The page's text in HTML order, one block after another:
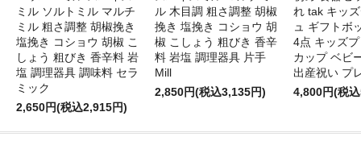
ミル ソルトミル マルチ
ミル 粗さ調整 胡椒挽き
塩挽き コショウ 胡椒 こ
しょう 粗びき 香辛料 岩
塩 調理器具 調味料 セラ
ミック
2,650円(税込2,915円)
ル 木目調 粗さ調整 胡椒
挽き 塩挽き コショウ 胡
椒 こしょう 粗びき 香辛
料 岩塩 調理器具 片手
Mill
2,850円(税込3,135円)
れ tak キッ
ュ ギフトボ
4点 キッズ
カップ ベビ
出産祝い プ
4,800円(税